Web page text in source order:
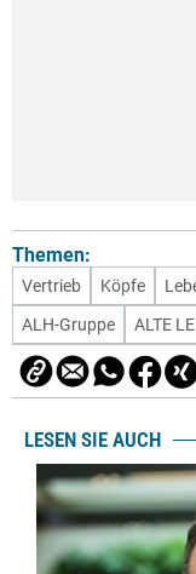
Themen:
Vertrieb Köpfe
ALH-Gruppe
ALTE
LESEN SIE AUCH